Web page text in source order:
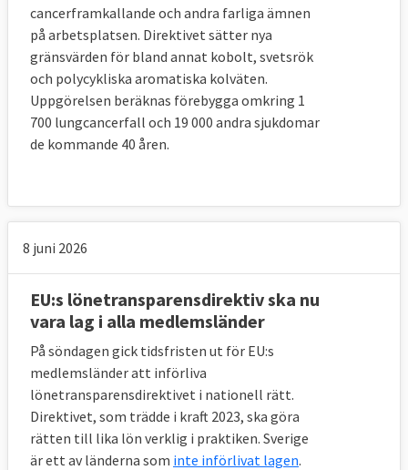
Svensk medlem: Svenskt Näringsliv.
SGI Europe- offentliga arbetsgivare (tidigare
CEEP)
Svensk medlem: Sveriges Kommuner och
Regioner, SKR.
hantverksföretag och små och medelstora
Svensk medlem: Företagarna.
cancerframkallande och andra farliga ämnen
på arbetsplatsen. Direktivet sätter nya
gränsvärden för bland annat kobolt, svetsrök
och polycykliska aromatiska kolväten.
Uppgörelsen beräknas förebygga omkring 1
700 lungcancerfall och 19 000 andra sjukdomar
de kommande 40 åren.
8 juni 2026
EU:s lönetransparensdirektiv ska nu
vara lag i alla medlemsländer
På söndagen gick tidsfristen ut för EU:s
medlemsländer att införliva
lönetransparensdirektivet i nationell rätt.
Direktivet, som trädde i kraft 2023, ska göra
rätten till lika lön verklig i praktiken. Sverige
är ett av länderna som inte införlivat lagen.